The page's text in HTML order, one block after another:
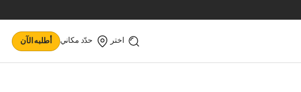
اختر حدّد مكاني أطلبه الآن